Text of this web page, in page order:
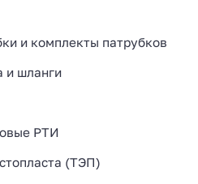
и комплекты патрубков
и шланги
РТИ
(ТЭП)